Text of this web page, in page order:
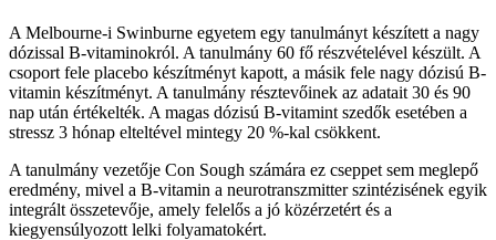
A Melbourne-i Swinburne egyetem egy tanulmányt készített a nagy
dózissal B-vitaminokról. A tanulmány 60 fő részvételével készült. A
csoport fele placebo készítményt kapott, a másik fele nagy dózisú B-
vitamin készítményt. A tanulmány résztevőinek az adatait 30 és 90
nap után értékelték. A magas dózisú B-vitamint szedők esetében a
stressz 3 hónap elteltével mintegy 20 %-kal csökkent.
A tanulmány vezetője Con Sough számára ez cseppet sem meglepő
eredmény, mivel a B-vitamin a neurotranszmitter szintézisének egyik
integrált összetevője, amely felelős a jó közérzetért és a
kiegyensúlyozott lelki folyamatokért.